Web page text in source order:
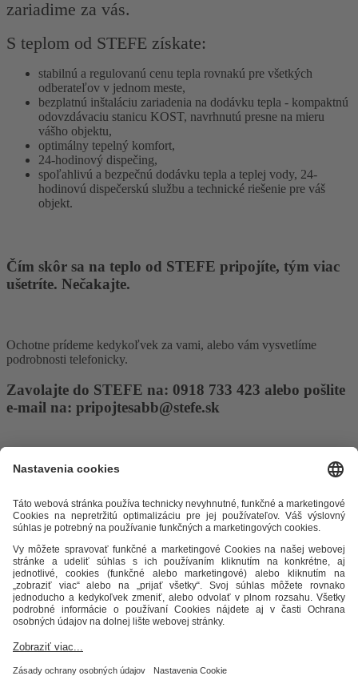
zariadime za vás.
S teplom od STEFE získate:
stabilnú a regulovanú cenu tepla rovnakú pre všetkých
odberateľov v jednom meste,
bezplatnú inštaláciu zariadenia na dodávku tepla - kompaktnú
odovzdávaciu stanicu KOST, navrhnutú presne na mieru
vášho objektu,
optimálny tepelný komfort,
24-hodinový dispečing,
spoľahlivú a bezpečnú dodávku tepla a teplej vody, 24-
hodinovú dispečerskú službu a technické riešenie pre váš
objekt.
Čím skôr sa na teplo od STEFE pripojíte, tým viac
ušetríte. Nečakajte.
Ochotne prídeme kedykoľvek za vami, alebo vám vysvetlíme
podrobnosti telefonicky.
Zavolajte do STEFE na: 0918 733 423 alebo pošlite
e-mail na: pripojtesabb@stefe.sk
Ostatné zaujímavosti
Odkazy
Alternatívne riešenie sporov Práva a povinnosti odberateľov
Ochrana osobných údajov Cenník zemný plyn Časopis Teplo v
meste Impresum Etický kódex Podmienky a ustanovenia Mapa
stránky